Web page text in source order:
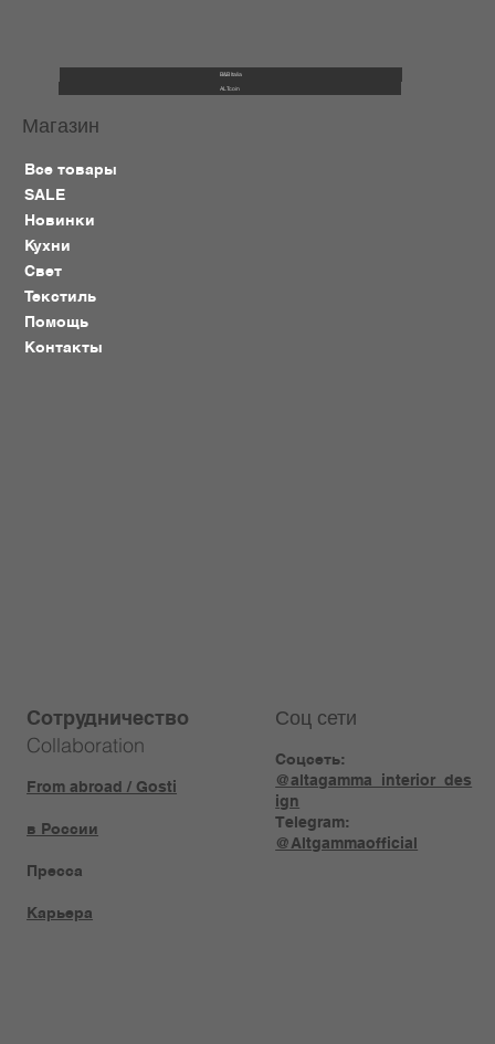
B&B Italia
ALTcoin
Сотрудничество
Collaboration
From abroad / Gosti
в России
Пресса
Карьера
Магазин
Все товары
SALE
Новинки
Кухни
Свет
Текстиль
Помощь
Контакты
Соц сети
Соцсеть:
@altagamma_interior_des
ign
Telegram:
@Altgammaofficial